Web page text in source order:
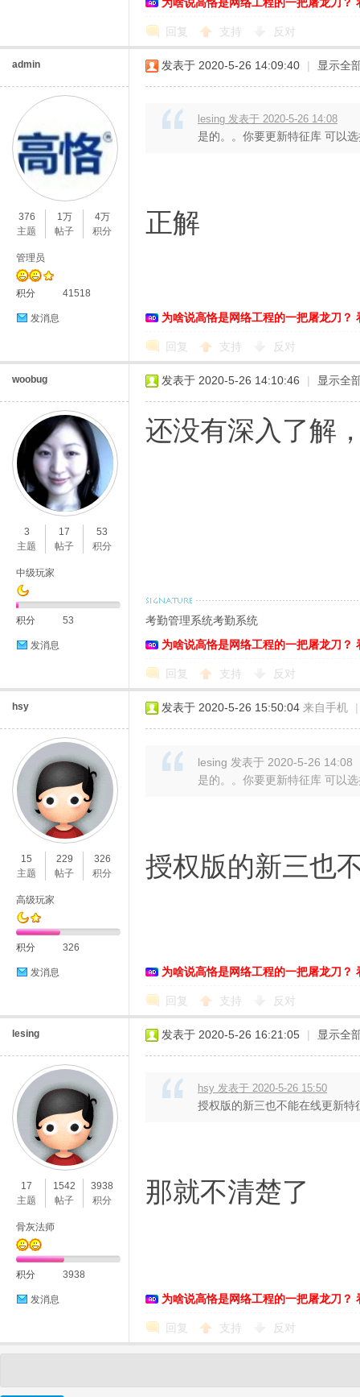
回复 支持 反对
admin
376
主题
1万
帖子
4万
积分
管理员
积分 41518
发消息
发表于 2020-5-26 14:09:40 | 显示全
lesing 发表于 2020-5-26 14:08
是的。。你要更新特征库 可以
正解
为啥说高恪是网络工程的一把屠龙刀？
回复 支持 反对
woobug
3
主题
17
帖子
53
积分
中级玩家
积分 53
发消息
发表于 2020-5-26 14:10:46 | 显示全
还没有深入了解
考勤管理系统考勤系统
为啥说高恪是网络工程的一把屠龙刀？
回复 支持 反对
hsy
15
主题
229
帖子
326
积分
高级玩家
积分 326
发消息
发表于 2020-5-26 15:50:04 来自手机 |
lesing 发表于 2020-5-26 14:08
是的。。你要更新特征库 可以
授权版的新三也
为啥说高恪是网络工程的一把屠龙刀？
回复 支持 反对
lesing
17
主题
1542
帖子
3938
积分
骨灰法师
积分 3938
发消息
发表于 2020-5-26 16:21:05 | 显示全
hsy 发表于 2020-5-26 15:50
授权版的新三也不能在线更新特
那就不清楚了
为啥说高恪是网络工程的一把屠龙刀？
回复 支持 反对